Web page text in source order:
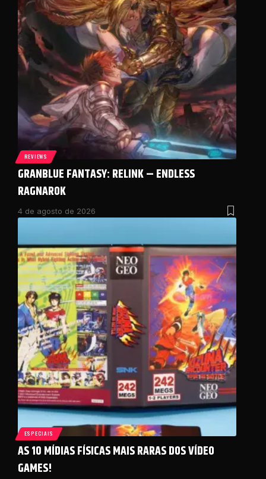
REVIEWS
GRANBLUE FANTASY: RELINK – ENDLESS
RAGNAROK
4 de agosto de 2026
ESPECIAIS
AS 10 MÍDIAS FÍSICAS MAIS RARAS DOS VÍDEO
GAMES!